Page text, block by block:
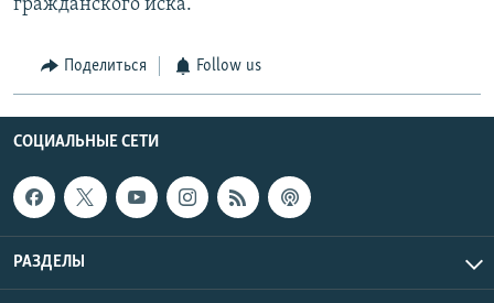
гражданского иска.
Поделиться Follow us
СОЦИАЛЬНЫЕ СЕТИ
РАЗДЕЛЫ